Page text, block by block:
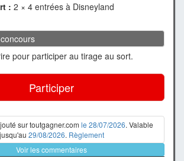
: 2 × 4 entrées à Disneyland
pour participer au tirage au sort.
Participer
sur toutgagner.com le 28/07/2026. Valable
jusqu'au 29/08/2026. Règlement
Voir les commentaires